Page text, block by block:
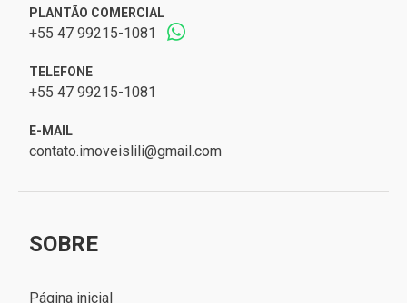
PLANTÃO COMERCIAL
+55 47 99215-1081
TELEFONE
+55 47 99215-1081
E-MAIL
contato.imoveislili@gmail.com
SOBRE
Página inicial